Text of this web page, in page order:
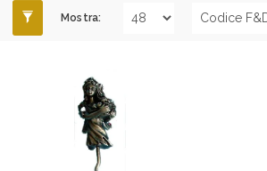
Mostra: